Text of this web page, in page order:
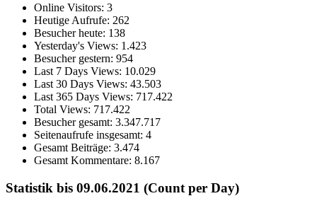
Online Visitors: 3
Heutige Aufrufe: 262
Besucher heute: 138
Yesterday's Views: 1.423
Besucher gestern: 954
Last 7 Days Views: 10.029
Last 30 Days Views: 43.503
Last 365 Days Views: 717.422
Total Views: 717.422
Besucher gesamt: 3.347.717
Seitenaufrufe insgesamt: 4
Gesamt Beiträge: 3.474
Gesamt Kommentare: 8.167
Statistik bis 09.06.2021 (Count per Day)